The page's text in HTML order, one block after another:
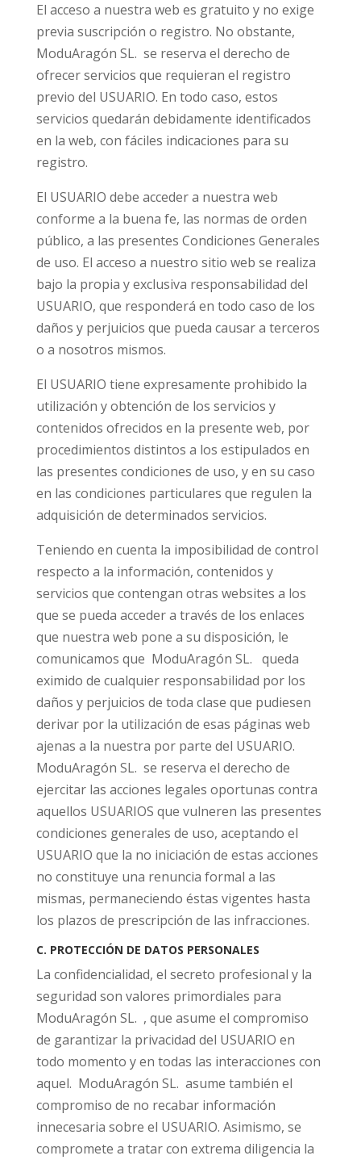
El acceso a nuestra web es gratuito y no exige
previa suscripción o registro. No obstante,
ModuAragón SL. se reserva el derecho de
ofrecer servicios que requieran el registro
previo del USUARIO. En todo caso, estos
servicios quedarán debidamente identificados
en la web, con fáciles indicaciones para su
registro.
El USUARIO debe acceder a nuestra web
conforme a la buena fe, las normas de orden
público, a las presentes Condiciones Generales
de uso. El acceso a nuestro sitio web se realiza
bajo la propia y exclusiva responsabilidad del
USUARIO, que responderá en todo caso de los
daños y perjuicios que pueda causar a terceros
o a nosotros mismos.
El USUARIO tiene expresamente prohibido la
utilización y obtención de los servicios y
contenidos ofrecidos en la presente web, por
procedimientos distintos a los estipulados en
las presentes condiciones de uso, y en su caso
en las condiciones particulares que regulen la
adquisición de determinados servicios.
Teniendo en cuenta la imposibilidad de control
respecto a la información, contenidos y
servicios que contengan otras websites a los
que se pueda acceder a través de los enlaces
que nuestra web pone a su disposición, le
comunicamos que ModuAragón SL. queda
eximido de cualquier responsabilidad por los
daños y perjuicios de toda clase que pudiesen
derivar por la utilización de esas páginas web
ajenas a la nuestra por parte del USUARIO.
ModuAragón SL. se reserva el derecho de
ejercitar las acciones legales oportunas contra
aquellos USUARIOS que vulneren las presentes
condiciones generales de uso, aceptando el
USUARIO que la no iniciación de estas acciones
no constituye una renuncia formal a las
mismas, permaneciendo éstas vigentes hasta
los plazos de prescripción de las infracciones.
C. PROTECCIÓN DE DATOS PERSONALES
La confidencialidad, el secreto profesional y la
seguridad son valores primordiales para
ModuAragón SL. , que asume el compromiso
de garantizar la privacidad del USUARIO en
todo momento y en todas las interacciones con
aquel. ModuAragón SL. asume también el
compromiso de no recabar información
innecesaria sobre el USUARIO. Asimismo, se
compromete a tratar con extrema diligencia la